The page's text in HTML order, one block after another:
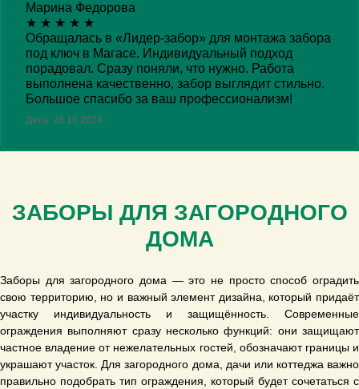
Марина Федорова
★ ★ ★ ★ ★
Обращалась в «Лидер-забор» для монтажа забора
под ключ в Магасе. Индивидуальный подход
порадовал. Сразу поняли, что нужно. Работа
выполнена качественно, забор выглядит стильно.
Большое спасибо за ваш профессионализм!
Дата: 28.10.2024
ЗАБОРЫ ДЛЯ ЗАГОРОДНОГО
ДОМА
Заборы для загородного дома — это не просто способ оградить
свою территорию, но и важный элемент дизайна, который придаёт
участку индивидуальность и защищённость. Современные
ограждения выполняют сразу несколько функций: они защищают
частное владение от нежелательных гостей, обозначают границы и
украшают участок. Для загородного дома, дачи или коттеджа важно
правильно подобрать тип ограждения, который будет сочетаться с